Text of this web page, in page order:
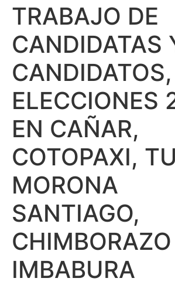
TRABAJO DE
CANDIDATAS
CANDIDATOS,
ELECCIONES
EN CAÑAR,
COTOPAXI,
MORONA
SANTIAGO,
CHIMBORAZO
IMBABURA